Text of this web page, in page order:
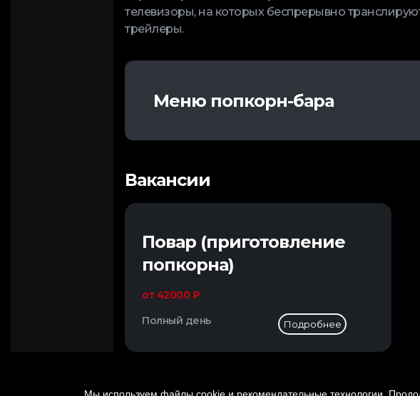
телевизоры, на которых беспрерывно
трейлеры.
Меню попкорн-бара
Вакансии
Повар (приготовление
попкорна)
от 42000 ₽
Полный день
Подробнее